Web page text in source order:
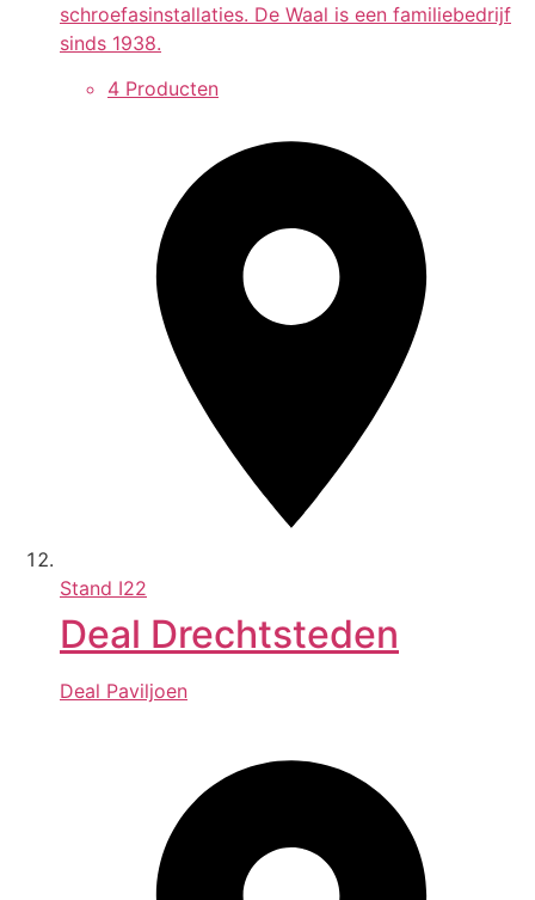
schroefasinstallaties. De Waal is een familiebedrijf
sinds 1938.
4 Producten
Stand I22
Deal Drechtsteden
Deal Paviljoen